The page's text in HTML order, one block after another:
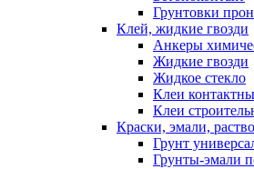
Грунтовки
Клей, жидкие гвозди
Анкеры
Жидкие гвозди
Жидкое стекло
Клеи
Клеи
Краски, эмали,
Грунт
Грунты-эмали